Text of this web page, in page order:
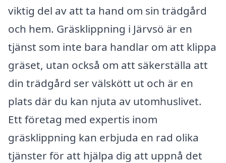
viktig del av att ta hand om sin trädgård
och hem. Gräsklippning i Järvsö är en
tjänst som inte bara handlar om att klippa
gräset, utan också om att säkerställa att
din trädgård ser välskött ut och är en
plats där du kan njuta av utomhuslivet.
Ett företag med expertis inom
gräsklippning kan erbjuda en rad olika
tjänster för att hjälpa dig att uppnå det